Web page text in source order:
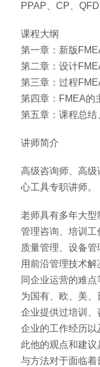
PPAP、CP、
课程大纲
第一章：新版
第二章：设计
第三章：过程
第四章：FMEA的
第五章：课程总
讲师简介
高级咨询师、高
心工具专职讲师。
老师具有多年大
管理咨询、培训工
质量管理、设备
用前沿管理技术
同企业运营的难
为国有、欧、美
企业提供过培训
企业的工作经历以
此他的观点和建
与方法对于面临